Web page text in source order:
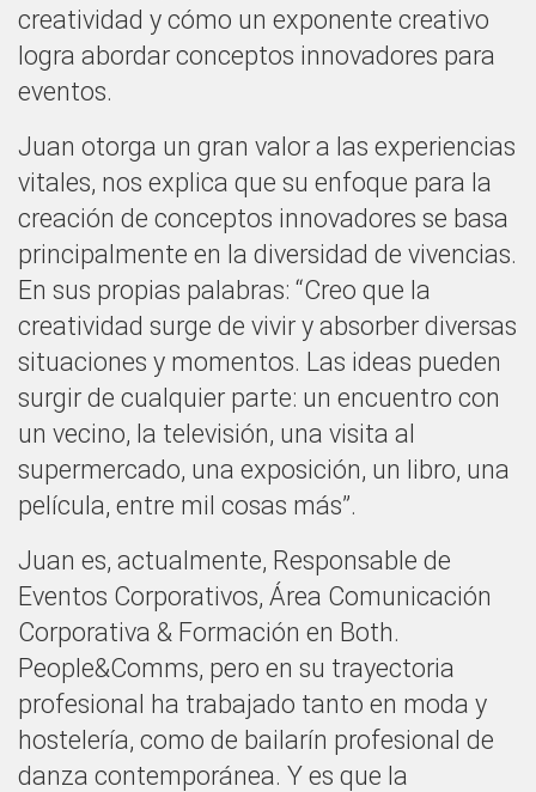
creatividad y cómo un exponente creativo
logra abordar conceptos innovadores para
eventos.
Juan otorga un gran valor a las experiencias
vitales, nos explica que su enfoque para la
creación de conceptos innovadores se basa
principalmente en la diversidad de vivencias.
En sus propias palabras: “Creo que la
creatividad surge de vivir y absorber diversas
situaciones y momentos. Las ideas pueden
surgir de cualquier parte: un encuentro con
un vecino, la televisión, una visita al
supermercado, una exposición, un libro, una
película, entre mil cosas más”.
Juan es, actualmente, Responsable de
Eventos Corporativos, Área Comunicación
Corporativa & Formación en Both.
People&Comms, pero en su trayectoria
profesional ha trabajado tanto en moda y
hostelería, como de bailarín profesional de
danza contemporánea. Y es que la